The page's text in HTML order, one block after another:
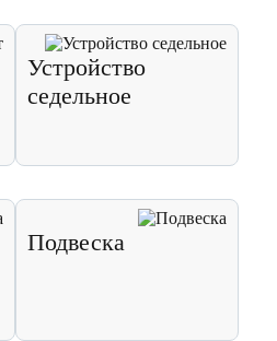
Устройство
седельное
Подвеска